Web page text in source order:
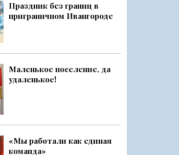
Праздник без границ в
приграничном Ивангороде
Маленькое поселение, да
удаленькое!
«Мы работали как единая
команда»